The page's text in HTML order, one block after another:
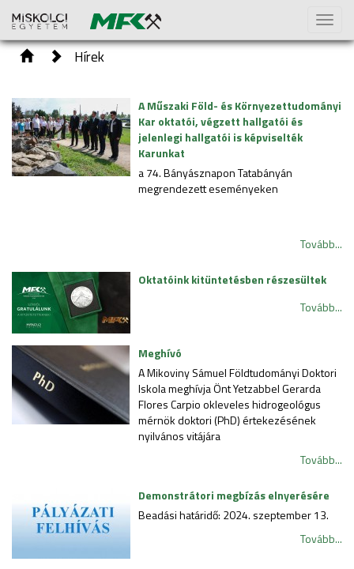
Toggle
Hírek
A Műszaki Föld- és Környezettudományi
Kar oktatói, végzett hallgatói és
jelenlegi hallgatói is képviselték
Karunkat
a 74. Bányásznapon Tatabányán
megrendezett eseményeken
Tovább...
Oktatóink kitüntetésben részesültek
Tovább...
Meghívó
A Mikoviny Sámuel Földtudományi Doktori
Iskola meghívja Önt Yetzabbel Gerarda
Flores Carpio okleveles hidrogeológus
mérnök doktori (PhD) értekezésének
nyilvános vitájára
Tovább...
Demonstrátori megbízás elnyerésére
Beadási határidő: 2024. szeptember 13.
Tovább...